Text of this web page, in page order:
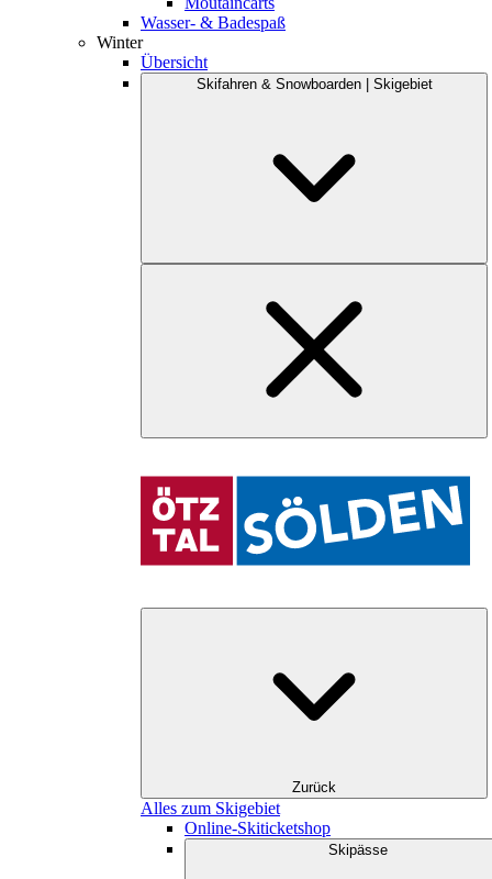
Wasser- & Badespaß
Winter
Übersicht
Skifahren & Snowboarden | Skigebiet
Zurück
Alles zum Skigebiet
Online-Skiticketshop
Skipässe